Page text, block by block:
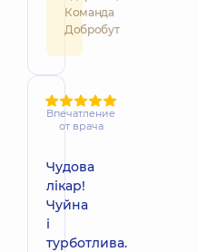
Команда
Добробут
Впечатление
от врача
Чудова
лікар!
Чуйна
і
турботлива.